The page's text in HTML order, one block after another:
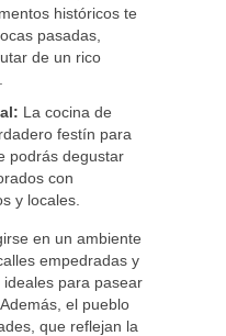
históricos te
pasadas,
de un rico
La cocina de
festín para
podrás degustar
con
y locales.
en un ambiente
empedradas y
para pasear
el pueblo
que reflejan la